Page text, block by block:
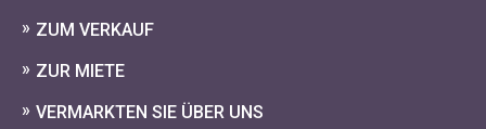
ZUM VERKAUF
ZUR MIETE
VERMARKTEN SIE ÜBER UNS